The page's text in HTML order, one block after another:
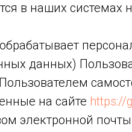
в наших системах
данных)
на сайте https://
электронной